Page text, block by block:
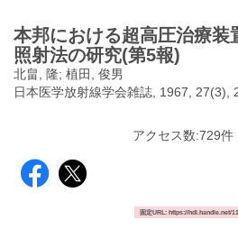
本邦における超高圧治療装
照射法の研究(第5報)
北畠, 隆; 植田, 俊男
日本医学放射線学会雑誌, 1967, 27(3),
アクセス数:729件
固定URL: https://hdl.handle.net/